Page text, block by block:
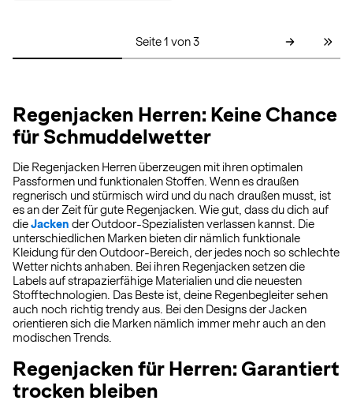
Seite 1 von 3
Regenjacken Herren: Keine Chance
für Schmuddelwetter
Die Regenjacken Herren überzeugen mit ihren optimalen
Passformen und funktionalen Stoffen. Wenn es draußen
regnerisch und stürmisch wird und du nach draußen musst, ist
es an der Zeit für gute Regenjacken. Wie gut, dass du dich auf
dieJacken der Outdoor-Spezialisten verlassen kannst. Die
unterschiedlichen Marken bieten dir nämlich funktionale
Kleidung für den Outdoor-Bereich, der jedes noch so schlechte
Wetter nichts anhaben. Bei ihren Regenjacken setzen die
Labels auf strapazierfähige Materialien und die neuesten
Stofftechnologien. Das Beste ist, deine Regenbegleiter sehen
auch noch richtig trendy aus. Bei den Designs der Jacken
orientieren sich die Marken nämlich immer mehr auch an den
modischen Trends.
Regenjacken für Herren: Garantiert
trocken bleiben